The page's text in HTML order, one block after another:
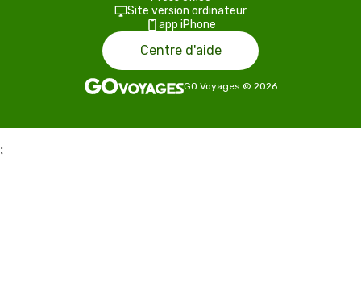
Site version ordinateur
app iPhone
Centre d'aide
GO Voyages © 2026
;